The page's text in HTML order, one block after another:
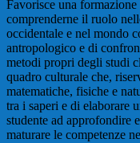
Favorisce una
comprenderne il ruolo
occidentale e nel mondo
antropologico e di
metodi propri degli studi
quadro culturale che,
matematiche, fisiche e
tra i saperi e di elaborare
studente ad approfondire
maturare le competenze